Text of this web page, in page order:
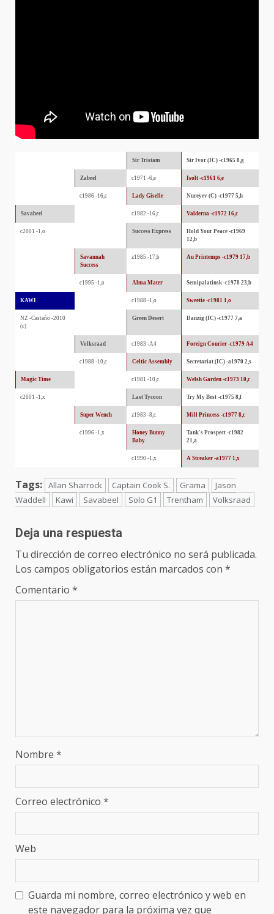
Sir Tristam Sir Ivor (IC) -c1965 8,g
Zabeel c1971 -6,e Isolt -c1961 6,e
c1986 -16,c Lady Giselle Nureyev (C) -c1977 5,h
Savabeel c1982 -16,c Valderna -c1972 16,c
c2001 -1,o Success Express
Hold Your Peace -c1969
12,b
Savannah
Success
z1985 -17,b Au Printemps -c1979 17,b
c1995 -1,o Alma Mater Semipalatinsk -c1978 23,b
KAWI c1988 -1,o Sweetie -c1981 1,o
NZ -Castaño -2010
(c)
Green Desert Danzig (IC) -c1977 7,a
Volksraad c1983 -A4 Foreign Courier -c1979 A4
c1988 -10,c Celtic Assembly Secretariat (IC) -a1970 2,s
Magic Time c1981 -10,c Welsh Garden -c1973 10,c
c2001 -1,x Last Tycoon Try My Best -c1975 8,f
Super Wench z1983 -8,c Mill Princess -c1977 8,c
c1996 -1,x
Honey Bunny
Baby
Tank's Prospect -c1982
21,a
c1990 -1,x A Streaker -a1977 1,x
Tags: Allan Sharrock Captain Cook S. Grama
Jason
Waddell
Kawi Savabeel Solo G1 Trentham Volksraad
Deja una respuesta
Tu dirección de correo electrónico no será publicada.
Los campos obligatorios están marcados con *
Comentario *
Nombre *
Correo electrónico *
Web
Guarda mi nombre, correo electrónico y web en
este navegador para la próxima vez que